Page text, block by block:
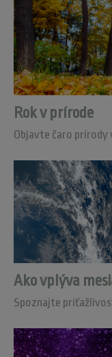
Rok v prírode
Objavte čaro prírody
Ako vplýva
Spoznajte